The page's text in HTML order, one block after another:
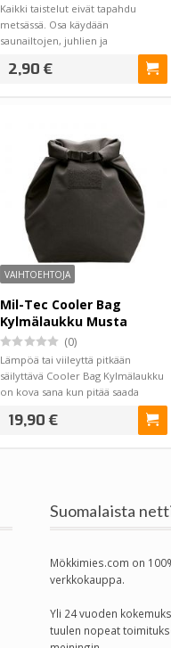
Kaikki taistelut eivät tapahdu
metsässä. Osa käydään
saunailtojen, juhlien ja
2,90 €
VAIHTOEHTOJA
Mil-Tec Cooler Bag
Kylmälaukku Musta
(0)
Lämpöä tai viileyttä pitkään
säilyttävä Cooler Bag Kylmälaukku
on kova sana kun pitää saada
19,90 €
Suomalaista
Mökkimies.com on
verkkokauppa.
Yli 24 vuoden
tuulen nopeat